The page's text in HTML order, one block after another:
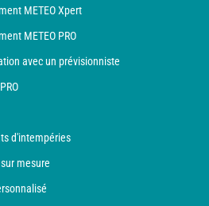
METEO Xpert
METEO PRO
avec un prévisionniste
d'intempéries
mesure